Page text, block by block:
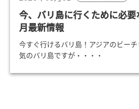
今、バリ島に行くために必
月最新情報
今すぐ行けるバリ島！アジアのビー
気のバリ島ですが・・・・